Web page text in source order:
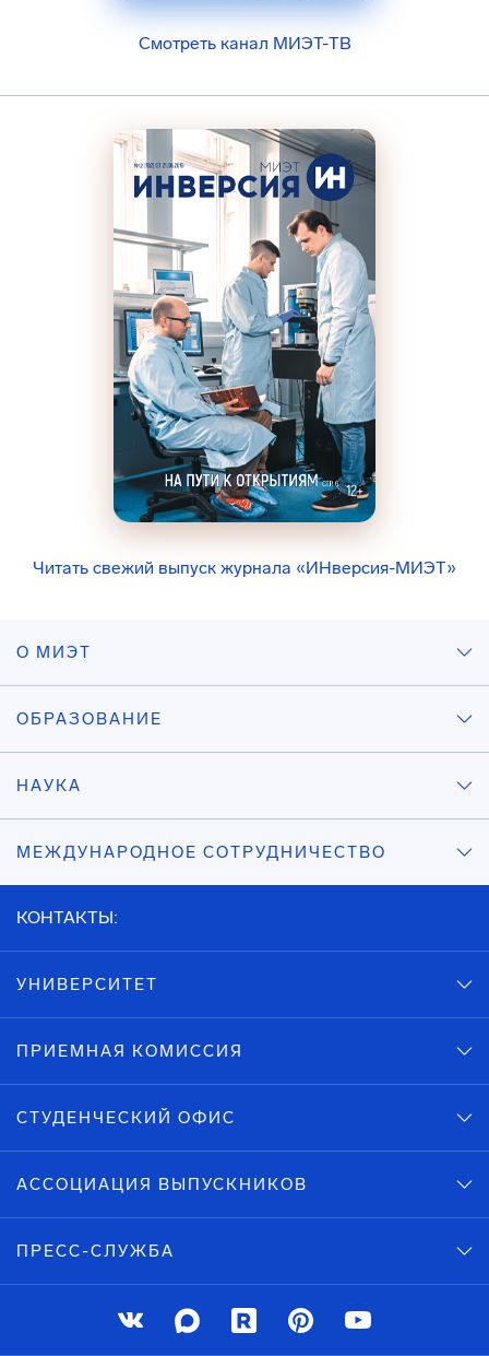
Смотреть канал МИЭТ-ТВ
Читать свежий выпуск журнала «ИНверсия-МИЭТ»
О МИЭТ
ОБРАЗОВАНИЕ
НАУКА
МЕЖДУНАРОДНОЕ СОТРУДНИЧЕСТВО
КОНТАКТЫ:
УНИВЕРСИТЕТ
ПРИЕМНАЯ КОМИССИЯ
СТУДЕНЧЕСКИЙ ОФИС
АССОЦИАЦИЯ ВЫПУСКНИКОВ
ПРЕСС-СЛУЖБА